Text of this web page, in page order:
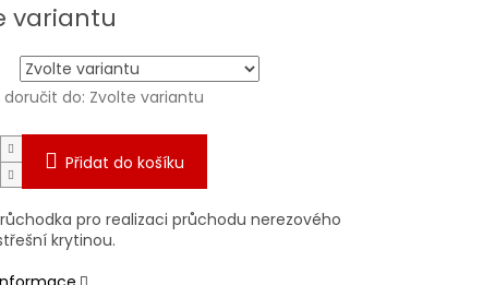
variantu
do: Zvolte variantu
Přidat do košíku
pro realizaci průchodu nerezového
krytinou.